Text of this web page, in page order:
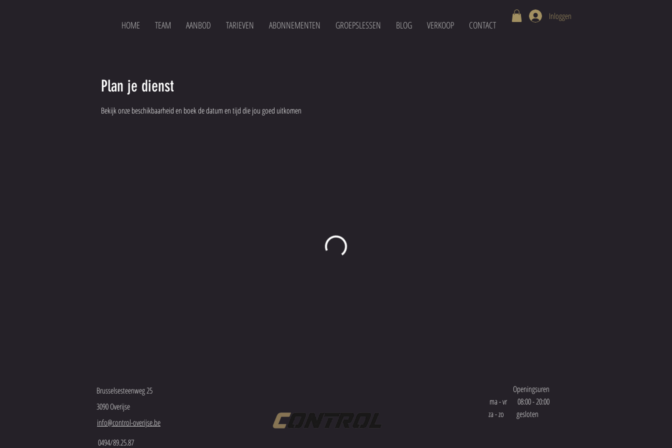
HOME TEAM AANBOD TARIEVEN ABONNEMENTEN GROEPSLESSEN BLOG VERKOOP CONTACT
Inloggen
Plan je dienst
Bekijk onze beschikbaarheid en boek de datum en tijd die jou goed uitkomen
Brusselsesteenweg 25
3090 Overijse
info@control-overijse.be
Openingsuren
ma - vr 08:00 - 20:00
za - zo gesloten
0494/89.25.87